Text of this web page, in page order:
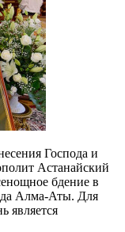
Господа и
Астанайский
бдение в
Алма-Аты. Для
является